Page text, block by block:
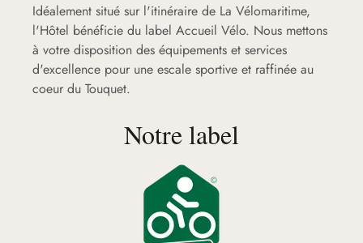
Idéalement situé sur l'itinéraire de La Vélomaritime,
l'Hôtel bénéficie du label Accueil Vélo. Nous mettons
à votre disposition des équipements et services
d'excellence pour une escale sportive et raffinée au
coeur du Touquet.
Notre label